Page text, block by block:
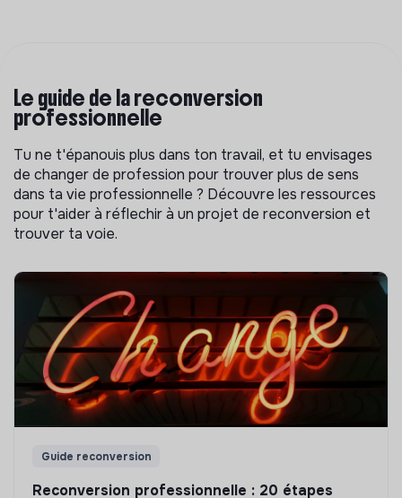
Le guide de la reconversion
professionnelle
Tu ne t'épanouis plus dans ton travail, et tu envisages
de changer de profession pour trouver plus de sens
dans ta vie professionnelle ? Découvre les ressources
pour t'aider à réflechir à un projet de reconversion et
trouver ta voie.
Guide reconversion
Reconversion professionnelle : 20 étapes